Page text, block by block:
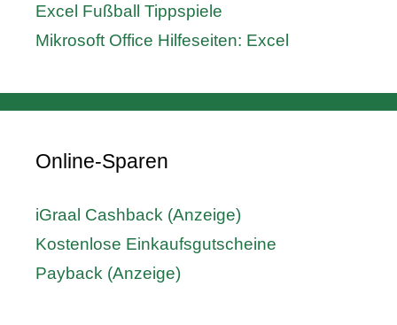
Excel Fußball Tippspiele
Mikrosoft Office Hilfeseiten: Excel
Online-Sparen
iGraal Cashback (Anzeige)
Kostenlose Einkaufsgutscheine
Payback (Anzeige)